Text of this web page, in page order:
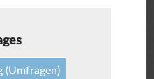
(Umfragen)